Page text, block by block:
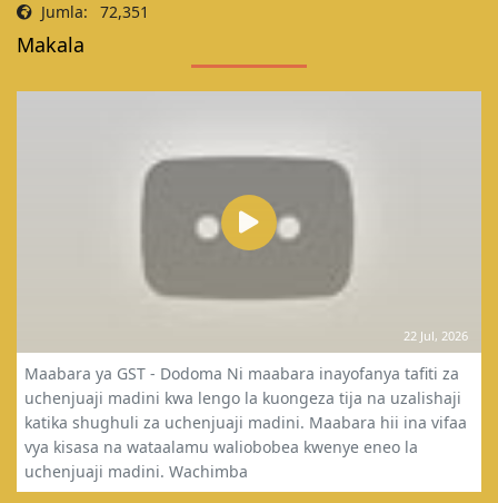
Jumla:
72,351
Makala
22 Jul, 2026
Maabara ya GST - Dodoma Ni maabara inayofanya tafiti za
uchenjuaji madini kwa lengo la kuongeza tija na uzalishaji
katika shughuli za uchenjuaji madini. Maabara hii ina vifaa
vya kisasa na wataalamu waliobobea kwenye eneo la
uchenjuaji madini. Wachimba